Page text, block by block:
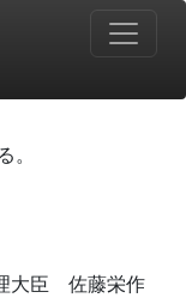
大臣 佐藤栄作